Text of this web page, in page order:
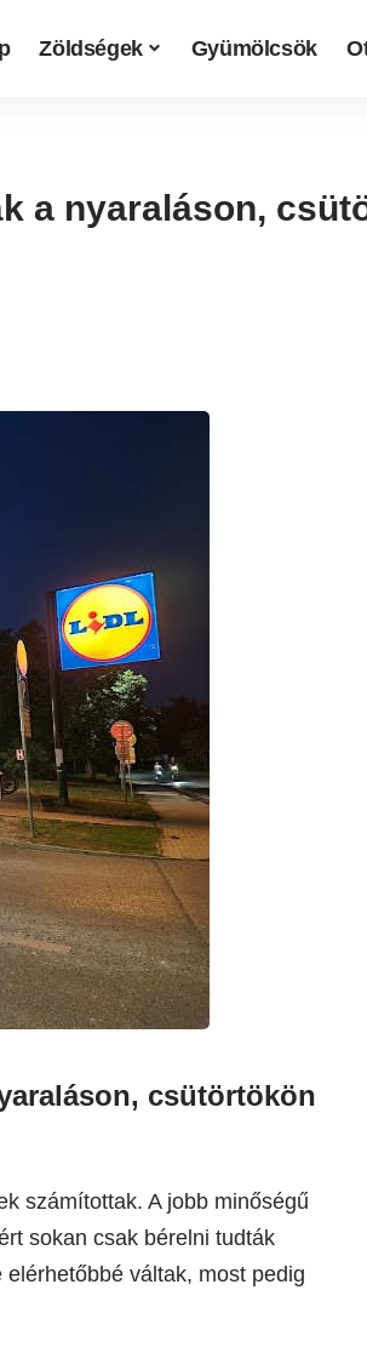
Zöldségek Gyümölcsök
a nyaraláson,
csütörtökön
számítottak. A jobb minőségű
sokan csak bérelni tudták
váltak, most pedig